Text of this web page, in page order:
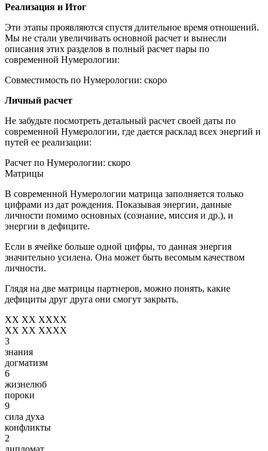
Реализация и Итог
Эти этапы проявляются спустя длительное время отношений.
Мы не стали увеличивать основной расчет и вынесли
описания этих разделов в полный расчет пары по
современной Нумерологии:
Совместимость по Нумерологии: скоро
Личный расчет
Не забудьте посмотреть детальный расчет своей даты по
современной Нумерологии, где дается расклад всех энергий и
путей ее реализации:
Расчет по Нумерологии: скоро
Матрицы
В современной Нумерологии матрица заполняется только
цифрами из дат рождения. Показывая энергии, данные
личности помимо основных (сознание, миссия и др.), и
энергии в дефиците.
Если в ячейке больше одной цифры, то данная энергия
значительно усилена. Она может быть весомым качеством
личности.
Глядя на две матрицы партнеров, можно понять, какие
дефициты друг друга они смогут закрыть.
XX XX XXXX
XX XX XXXX
3
знания
догматизм
6
жизнелюб
пороки
9
сила духа
конфликты
2
дипломат